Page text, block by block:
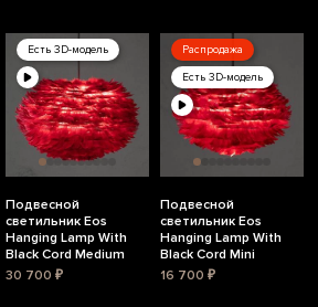
Есть 3D-модель
Подвесной
светильник Eos
Hanging Lamp With
Black Cord Medium
30 700 ₽
Распродажа
Есть 3D-модель
Подвесной
светильник Eos
Hanging Lamp With
Black Cord Mini
16 700 ₽